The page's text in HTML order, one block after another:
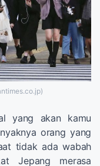
yang akan kamu
orang yang
tidak ada wabah
Jepang merasa